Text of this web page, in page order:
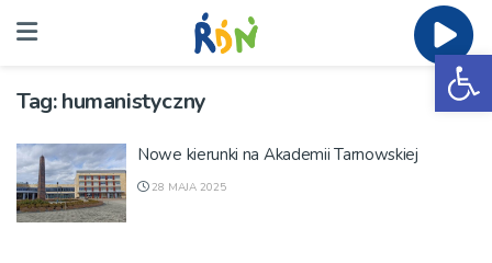
Tag:humanistyczny
Nowe kierunki na Akademii Tarnowskiej
28 MAJA 2025